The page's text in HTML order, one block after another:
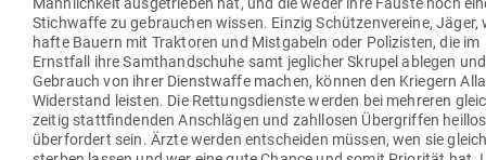
Stich­waffe zu gebrauchen wissen. Einzig Schüt­zen­vereine,
hafte Bauern mit Trak­toren und Mist­gabeln oder Poli­zisten, die im
Ernstfall ihre Samt­hand­schuhe samt jeg­licher Skrupel ablegen und
Gebrauch von ihrer Dienst­waffe machen, können den Kriegern
Wider­stand leisten. Die Ret­tungs­dienste werden bei meh­reren
zeitig statt­fin­denden Anschlägen und zahl­losen Über­griffen heillos
über­fordert sein. Ärzte werden ent­scheiden müssen, wen sie